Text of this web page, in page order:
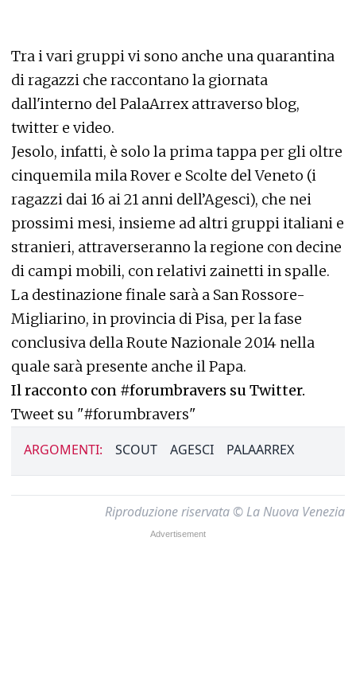
Tra i vari gruppi vi sono anche una quarantina
di ragazzi che raccontano la giornata
dall'interno del PalaArrex attraverso blog,
twitter e video.
Jesolo, infatti, è solo la prima tappa per gli oltre
cinquemila mila Rover e Scolte del Veneto (i
ragazzi dai 16 ai 21 anni dell’Agesci), che nei
prossimi mesi, insieme ad altri gruppi italiani e
stranieri, attraverseranno la regione con decine
di campi mobili, con relativi zainetti in spalle.
La destinazione finale sarà a San Rossore-
Migliarino, in provincia di Pisa, per la fase
conclusiva della Route Nazionale 2014 nella
quale sarà presente anche il Papa.
Il racconto con #forumbravers su Twitter.
Tweet su "#forumbravers"
ARGOMENTI: SCOUT AGESCI PALAARREX
Riproduzione riservata © La Nuova Venezia